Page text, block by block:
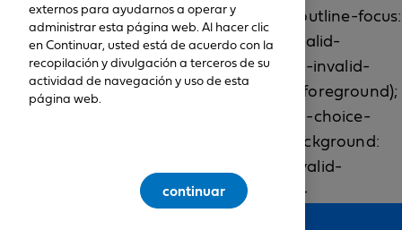
externos para ayudarnos a operar y
administrar esta página web. Al hacer clic
en Continuar, usted está de acuerdo con la
recopilación y divulgación a terceros de su
actividad de navegación y uso de esta
página web.
continuar